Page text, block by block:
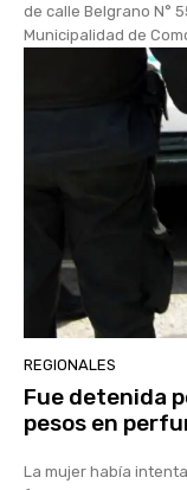
de calle Belgrano N° 552 La Secretaría de
Municipalidad de
REGIONALES
Fue detenida
pesos en
La mujer había